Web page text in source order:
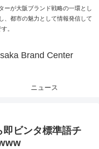
ーが大阪ブランド戦略の一環とし
、都市の魅力として情報発信して
。
Brand Center
ニュース
即ビンタ標準語チ